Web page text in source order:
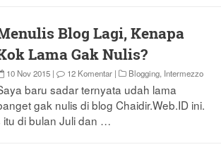
Blog Lagi, Kenapa
Lama Gak Nulis?
10 Nov 2015| 12 Komentar| Blogging, Intermezzo
baru sadar ternyata udah lama
gak nulis di blog Chaidir.Web.ID ini.
itu di bulan Juli dan …